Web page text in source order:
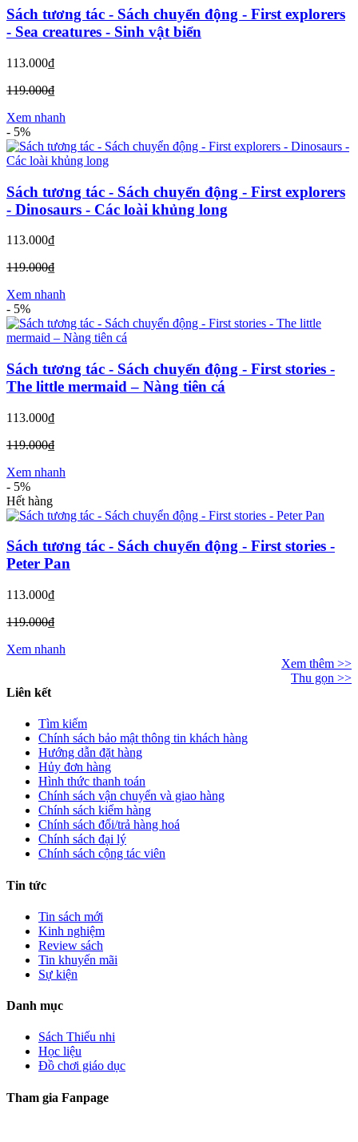
Sách tương tác - Sách chuyển động - First explorers
- Sea creatures - Sinh vật biển
113.000₫
119.000₫
Xem nhanh
- 5%
Sách tương tác - Sách chuyển động - First explorers
- Dinosaurs - Các loài khủng long
113.000₫
119.000₫
Xem nhanh
- 5%
Sách tương tác - Sách chuyển động - First stories -
The little mermaid – Nàng tiên cá
113.000₫
119.000₫
Xem nhanh
- 5%
Hết hàng
Sách tương tác - Sách chuyển động - First stories -
Peter Pan
113.000₫
119.000₫
Xem nhanh
Xem thêm >>
Thu gọn >>
Liên kết
Tìm kiếm
Chính sách bảo mật thông tin khách hàng
Hướng dẫn đặt hàng
Hủy đơn hàng
Hình thức thanh toán
Chính sách vận chuyển và giao hàng
Chính sách kiểm hàng
Chính sách đổi/trả hàng hoá
Chính sách đại lý
Chính sách cộng tác viên
Tin tức
Tin sách mới
Kinh nghiệm
Review sách
Tin khuyến mãi
Sự kiện
Danh mục
Sách Thiếu nhi
Học liệu
Đồ chơi giáo dục
Tham gia Fanpage